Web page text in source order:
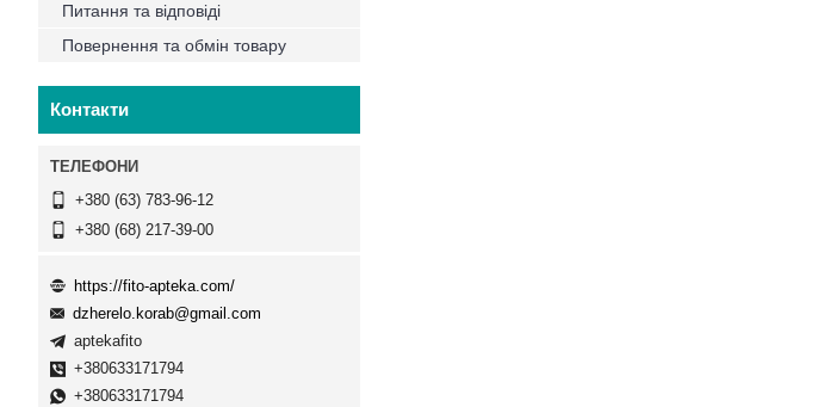
Питання та відповіді
Повернення та обмін товару
Контакти
+380 (63) 783-96-12
+380 (68) 217-39-00
https://fito-apteka.com/
dzherelo.korab@gmail.com
aptekafito
+380633171794
+380633171794